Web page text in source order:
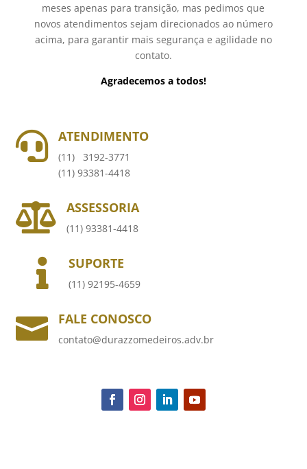
meses apenas para transição, mas pedimos que
novos atendimentos sejam direcionados ao número
acima, para garantir mais segurança e agilidade no
contato.
Agradecemos a todos!
 ATENDIMENTO
(11) 3192-3771
(11) 93381-4418
 ASSESSORIA
(11) 93381-4418
 SUPORTE
(11) 92195-4659
 FALE CONOSCO
contato@durazzomedeiros.adv.br